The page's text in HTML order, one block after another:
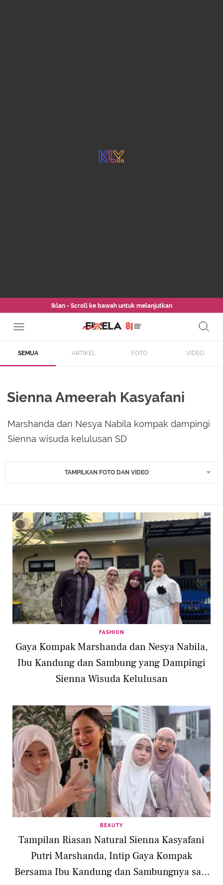
Iklan - Scroll ke bawah untuk melanjutkan
SEMUA ARTIKEL FOTO VIDEO
Sienna Ameerah Kasyafani
Marshanda dan Nesya Nabila kompak dampingi
Sienna wisuda kelulusan SD
TAMPILKAN FOTO DAN VIDEO
FASHION
Gaya Kompak Marshanda dan Nesya Nabila,
Ibu Kandung dan Sambung yang Dampingi
Sienna Wisuda Kelulusan
BEAUTY
Tampilan Riasan Natural Sienna Kasyafani
Putri Marshanda, Intip Gaya Kompak
Bersama Ibu Kandung dan Sambungnya saat